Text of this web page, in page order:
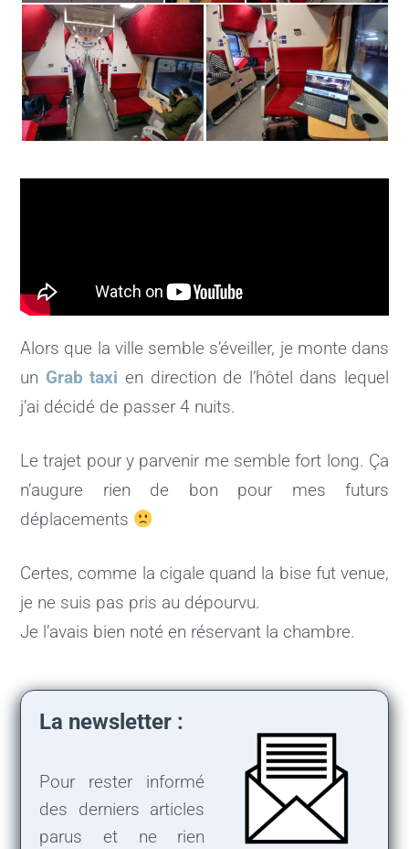
Alors que la ville semble s’éveiller, je monte dans
un Grab taxi en direction de l’hôtel dans lequel
j’ai décidé de passer 4 nuits.
Le trajet pour y parvenir me semble fort long. Ça
n’augure rien de bon pour mes futurs
déplacements
Certes, comme la cigale quand la bise fut venue,
je ne suis pas pris au dépourvu.
Je l’avais bien noté en réservant la chambre.
La newsletter :
Pour rester informé
des derniers articles
parus et ne rien